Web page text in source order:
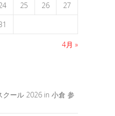
25 26
27
4月 »
クール 2026 in 小倉 参